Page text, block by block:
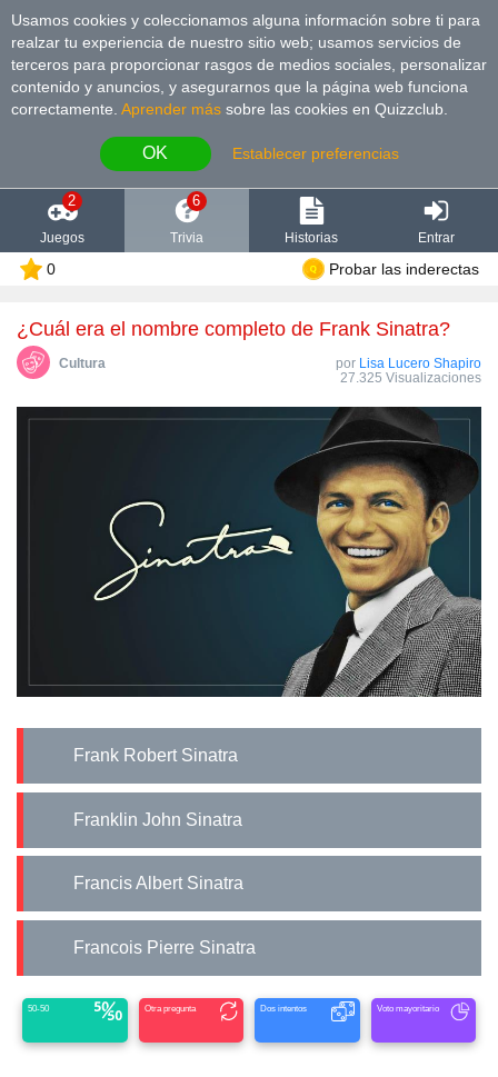
Usamos cookies y coleccionamos alguna información sobre ti para
realzar tu experiencia de nuestro sitio web; usamos servicios de
terceros para proporcionar rasgos de medios sociales, personalizar
contenido y anuncios, y asegurarnos que la página web funciona
correctamente. Aprender más sobre las cookies en Quizzclub.
OK Establecer preferencias
2
Juegos
6
Trivia Historias Entrar
0 Probar las inderectas
¿Cuál era el nombre completo de Frank Sinatra?
Cultura por Lisa Lucero Shapiro
27.325 Visualizaciones
Frank Robert Sinatra
Franklin John Sinatra
Francis Albert Sinatra
Francois Pierre Sinatra
50-50 Otra pregunta Dos intentos Voto mayoritario